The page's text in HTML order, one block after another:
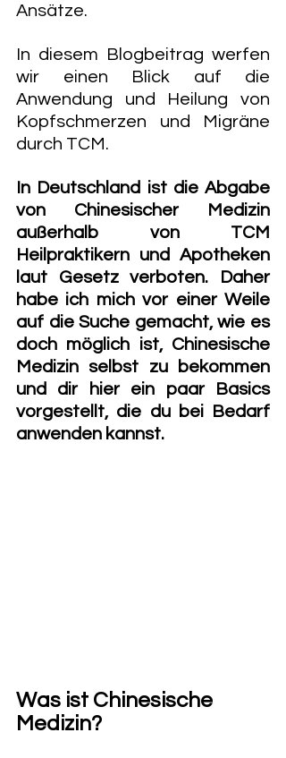
Ansätze.
In diesem Blogbeitrag werfen
wir einen Blick auf die
Anwendung und Heilung von
Kopfschmerzen und Migräne
durch TCM.
In Deutschland ist die Abgabe
von Chinesischer Medizin
außerhalb von TCM
Heilpraktikern und Apotheken
laut Gesetz verboten. Daher
habe ich mich vor einer Weile
auf die Suche gemacht, wie es
doch möglich ist, Chinesische
Medizin selbst zu bekommen
und dir hier ein paar Basics
vorgestellt, die du bei Bedarf
anwenden kannst.
Was ist Chinesische
Medizin?